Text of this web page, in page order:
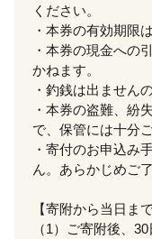
ください。
・本券の有効期限
・本券の現金への
かねます。
・釣銭は出ません
・本券の盗難、紛
で、保管には十分
・寄付のお申込み
ん。あらかじめご
【寄附から当日ま
（1）ご寄附後、